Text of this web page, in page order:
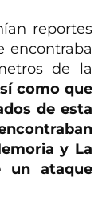
reportes
encontraba
de la
como que
de esta
y La
un ataque